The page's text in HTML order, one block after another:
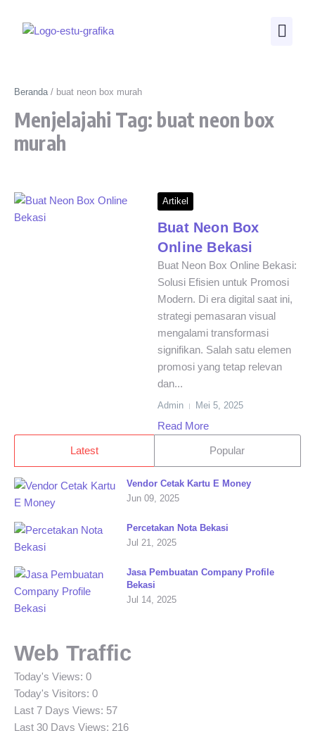
Beranda / buat neon box murah
Menjelajahi Tag: buat neon box
murah
Artikel
Buat Neon Box
Online Bekasi
Buat Neon Box Online Bekasi:
Solusi Efisien untuk Promosi
Modern. Di era digital saat ini,
strategi pemasaran visual
mengalami transformasi
signifikan. Salah satu elemen
promosi yang tetap relevan
dan...
Admin Mei 5, 2025
Read More
Latest Popular
Vendor Cetak Kartu E Money
Jun 09, 2025
Percetakan Nota Bekasi
Jul 21, 2025
Jasa Pembuatan Company Profile
Bekasi
Jul 14, 2025
Web Traffic
Today's Views: 0
Today's Visitors: 0
Last 7 Days Views: 57
Last 30 Days Views: 216